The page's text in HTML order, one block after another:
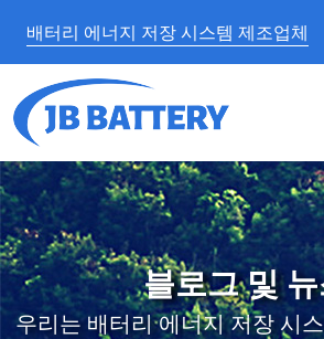
배터리 에너지 저장 시스템 제조업체
블로그 및
우리는 배터리 에너지 저장 시